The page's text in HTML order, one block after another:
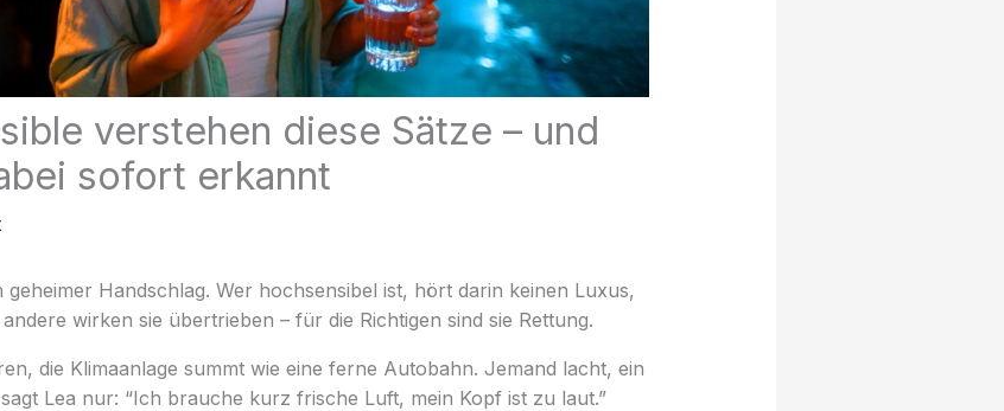
verstehen diese Sätze – und
sofort erkannt
geheimer Handschlag. Wer hochsensibel ist, hört darin keinen Luxus,
wirken sie übertrieben – für die Richtigen sind sie Rettung.
die Klimaanlage summt wie eine ferne Autobahn. Jemand lacht, ein
Lea nur: “Ich brauche kurz frische Luft, mein Kopf ist zu laut.”